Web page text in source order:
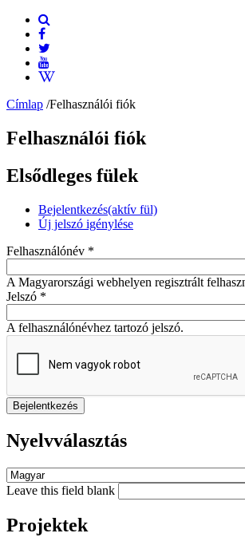
Címlap /Felhasználói fiók
Felhasználói fiók
Elsődleges fülek
Bejelentkezés(aktív fül)
Új jelszó igénylése
Felhasználónév *
A Magyarországi webhelyen regisztrált
Jelszó *
A felhasználónévhez tartozó jelszó.
Nyelvválasztás
Leave this field blank
Projektek